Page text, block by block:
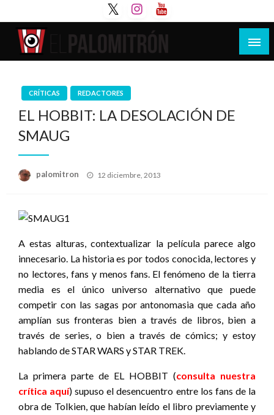
al
contenido
Tu espacio de la industria de cine española y
CRÍTICAS REDACTORES
EL HOBBIT: LA DESOLACIÓN DE
SMAUG
palomitron
Publicado
12 diciembre, 2013
A estas alturas, contextualizar la película parece algo
innecesario. La historia es por todos conocida, lectores y
no lectores, fans y menos fans. El fenómeno de la tierra
media es el único universo alternativo que puede
competir con las sagas por antonomasia que cada año
amplían sus fronteras bien a través de libros, bien a
través de series, o bien a través de cómics; y estoy
hablando de STAR WARS y STAR TREK.
La primera parte de EL HOBBIT (consulta nuestra
crítica aquí) supuso el desencuentro entre los fans de la
obra de Tolkien, que habían leído el libro previamente y